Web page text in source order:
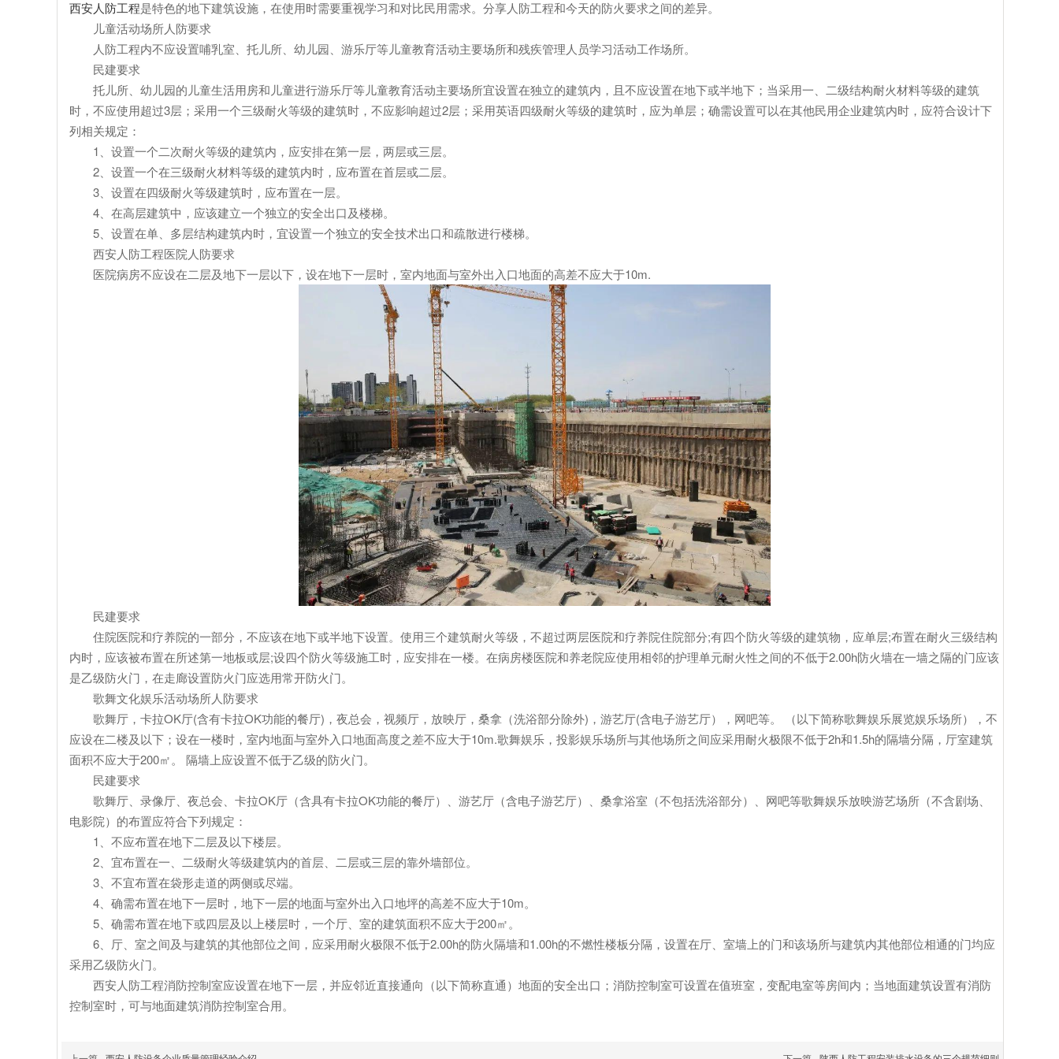
西安人防工程是特色的地下建筑设施，在使用时需要重视学习和对比民用需求。分享人防工程和今天的防火要求之间的差异。
儿童活动场所人防要求
人防工程内不应设置哺乳室、托儿所、幼儿园、游乐厅等儿童教育活动主要场所和残疾管理人员学习活动工作场所。
民建要求
托儿所、幼儿园的儿童生活用房和儿童进行游乐厅等儿童教育活动主要场所宜设置在独立的建筑内，且不应设置在地下或半地下；当采用一、二级结构耐火材料等级的建筑
时，不应使用超过3层；采用一个三级耐火等级的建筑时，不应影响超过2层；采用英语四级耐火等级的建筑时，应为单层；确需设置可以在其他民用企业建筑内时，应符合设计下
列相关规定：
1、设置一个二次耐火等级的建筑内，应安排在第一层，两层或三层。
2、设置一个在三级耐火材料等级的建筑内时，应布置在首层或二层。
3、设置在四级耐火等级建筑时，应布置在一层。
4、在高层建筑中，应该建立一个独立的安全出口及楼梯。
5、设置在单、多层结构建筑内时，宜设置一个独立的安全技术出口和疏散进行楼梯。
西安人防工程医院人防要求
医院病房不应设在二层及地下一层以下，设在地下一层时，室内地面与室外出入口地面的高差不应大于10m.
民建要求
住院医院和疗养院的一部分，不应该在地下或半地下设置。使用三个建筑耐火等级，不超过两层医院和疗养院住院部分;有四个防火等级的建筑物，应单层;布置在耐火三级结构
内时，应该被布置在所述第一地板或层;设四个防火等级施工时，应安排在一楼。在病房楼医院和养老院应使用相邻的护理单元耐火性之间的不低于2.00h防火墙在一墙之隔的门应该
是乙级防火门，在走廊设置防火门应选用常开防火门。
歌舞文化娱乐活动场所人防要求
歌舞厅，卡拉OK厅(含有卡拉OK功能的餐厅)，夜总会，视频厅，放映厅，桑拿（洗浴部分除外)，游艺厅(含电子游艺厅），网吧等。 （以下简称歌舞娱乐展览娱乐场所），不
应设在二楼及以下；设在一楼时，室内地面与室外入口地面高度之差不应大于10m.歌舞娱乐，投影娱乐场所与其他场所之间应采用耐火极限不低于2h和1.5h的隔墙分隔，厅室建筑
面积不应大于200㎡。 隔墙上应设置不低于乙级的防火门。
民建要求
歌舞厅、录像厅、夜总会、卡拉OK厅（含具有卡拉OK功能的餐厅）、游艺厅（含电子游艺厅）、桑拿浴室（不包括洗浴部分）、网吧等歌舞娱乐放映游艺场所（不含剧场、
电影院）的布置应符合下列规定：
1、不应布置在地下二层及以下楼层。
2、宜布置在一、二级耐火等级建筑内的首层、二层或三层的靠外墙部位。
3、不宜布置在袋形走道的两侧或尽端。
4、确需布置在地下一层时，地下一层的地面与室外出入口地坪的高差不应大于10m。
5、确需布置在地下或四层及以上楼层时，一个厅、室的建筑面积不应大于200㎡。
6、厅、室之间及与建筑的其他部位之间，应采用耐火极限不低于2.00h的防火隔墙和1.00h的不燃性楼板分隔，设置在厅、室墙上的门和该场所与建筑内其他部位相通的门均应
采用乙级防火门。
西安人防工程消防控制室应设置在地下一层，并应邻近直接通向（以下简称直通）地面的安全出口；消防控制室可设置在值班室，变配电室等房间内；当地面建筑设置有消防
控制室时，可与地面建筑消防控制室合用。